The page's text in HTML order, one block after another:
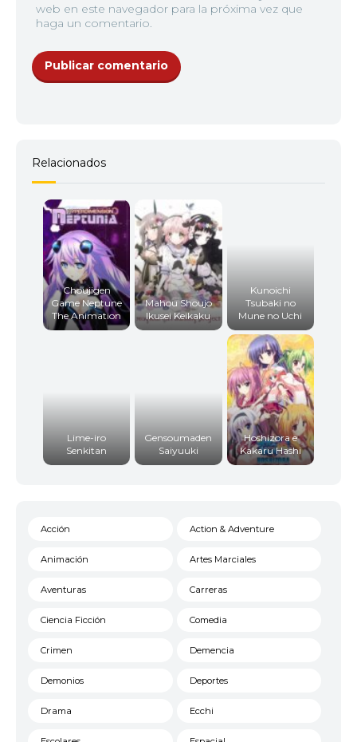
web en este navegador para la próxima vez que
haga un comentario.
Relacionados
Choujigen
Game Neptune
The Animation
Mahou Shoujo
Ikusei Keikaku
Kunoichi
Tsubaki no
Mune no Uchi
Lime-iro
Senkitan
Gensoumaden
Saiyuuki
Hoshizora e
Kakaru Hashi
Acción Action & Adventure
Animación Artes Marciales
Aventuras Carreras
Ciencia Ficción Comedia
Crimen Demencia
Demonios Deportes
Drama Ecchi